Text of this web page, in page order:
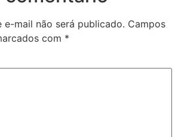
e-mail não será publicado. Campos
com *